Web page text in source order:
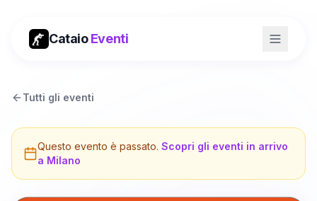
CataioEventi
Tutti gli eventi
Questo evento è passato. Scopri gli eventi in arrivo
a Milano